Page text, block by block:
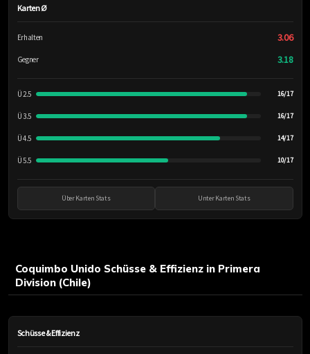
Karten Ø
Erhalten 3.06
Gegner 3.18
Ü 2.5 16/17
Ü 3.5 16/17
Ü 4.5 14/17
Ü 5.5 10/17
Über Karten Stats Unter Karten Stats
Coquimbo Unido Schüsse & Effizienz in Primera
Division (Chile)
Schüsse & Effizienz